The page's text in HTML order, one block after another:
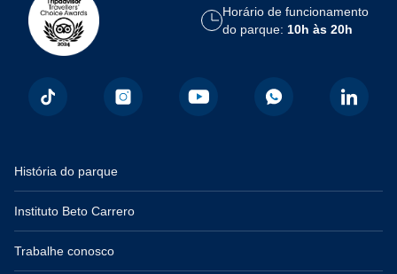
Horário de funcionamento
do parque: 10h às 20h
História do parque
Instituto Beto Carrero
Trabalhe conosco